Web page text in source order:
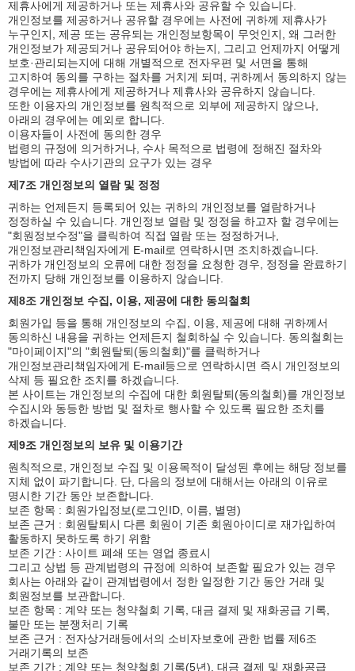
제휴사에게 제공하거나 또는 제휴사와 공유할 수 있습니다.
개인정보를 제공하거나 공유할 경우에는 사전에 귀하께 제휴사가
누구인지, 제공 또는 공유되는 개인정보항목이 무엇인지, 왜 그러한
개인정보가 제공되거나 공유되어야 하는지, 그리고 언제까지 어떻게
보호·관리되는지에 대해 개별적으로 전자우편 및 서면을 통해
고지하여 동의를 구하는 절차를 거치게 되며, 귀하께서 동의하지 않는
경우에는 제휴사에게 제공하거나 제휴사와 공유하지 않습니다.
또한 이용자의 개인정보를 원칙적으로 외부에 제공하지 않으나,
아래의 경우에는 예외로 합니다.
이용자들이 사전에 동의한 경우
법령의 규정에 의거하거나, 수사 목적으로 법령에 정해진 절차와
방법에 따라 수사기관의 요구가 있는 경우
제7조 개인정보의 열람 및 정정
귀하는 언제든지 등록되어 있는 귀하의 개인정보를 열람하거나
정정하실 수 있습니다. 개인정보 열람 및 정정을 하고자 할 경우에는
"회원정보수정"을 클릭하여 직접 열람 또는 정정하거나,
개인정보관리책임자에게 E-mail로 연락하시면 조치하겠습니다.
귀하가 개인정보의 오류에 대한 정정을 요청한 경우, 정정을 완료하기
전까지 당해 개인정보를 이용하지 않습니다.
제8조 개인정보 수집, 이용, 제공에 대한 동의철회
회원가입 등을 통해 개인정보의 수집, 이용, 제공에 대해 귀하께서
동의하신 내용을 귀하는 언제든지 철회하실 수 있습니다. 동의철회는
"마이페이지"의 "회원탈퇴(동의철회)"를 클릭하거나
개인정보관리책임자에게 E-mail등으로 연락하시면 즉시 개인정보의
삭제 등 필요한 조치를 하겠습니다.
본 사이트는 개인정보의 수집에 대한 회원탈퇴(동의철회)를 개인정보
수집시와 동등한 방법 및 절차로 행사할 수 있도록 필요한 조치를
하겠습니다.
제9조 개인정보의 보유 및 이용기간
원칙적으로, 개인정보 수집 및 이용목적이 달성된 후에는 해당 정보를
지체 없이 파기합니다. 단, 다음의 정보에 대해서는 아래의 이유로
명시한 기간 동안 보존합니다.
보존 항목 : 회원가입정보(로그인ID, 이름, 별명)
보존 근거 : 회원탈퇴시 다른 회원이 기존 회원아이디로 재가입하여
활동하지 못하도록 하기 위함
보존 기간 : 사이트 폐쇄 또는 영업 종료시
그리고 상법 등 관계법령의 규정에 의하여 보존할 필요가 있는 경우
회사는 아래와 같이 관계법령에서 정한 일정한 기간 동안 거래 및
회원정보를 보관합니다.
보존 항목 : 계약 또는 청약철회 기록, 대금 결제 및 재화공급 기록,
불만 또는 분쟁처리 기록
보존 근거 : 전자상거래등에서의 소비자보호에 관한 법률 제6조
거래기록의 보존
보존 기간 : 계약 또는 청약철회 기록(5년), 대금 결제 및 재화공급